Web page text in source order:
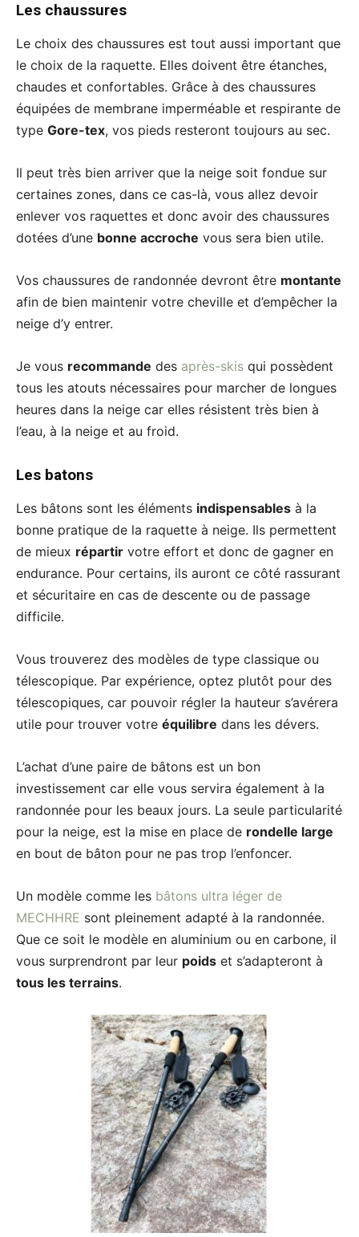
Les chaussures
Le choix des chaussures est tout aussi important que
le choix de la raquette. Elles doivent être étanches,
chaudes et confortables. Grâce à des chaussures
équipées de membrane imperméable et respirante de
type Gore-tex, vos pieds resteront toujours au sec.
Il peut très bien arriver que la neige soit fondue sur
certaines zones, dans ce cas-là, vous allez devoir
enlever vos raquettes et donc avoir des chaussures
dotées d’une bonne accroche vous sera bien utile.
Vos chaussures de randonnée devront être montante
afin de bien maintenir votre cheville et d’empêcher la
neige d’y entrer.
Je vous recommande des après-skis qui possèdent
tous les atouts nécessaires pour marcher de longues
heures dans la neige car elles résistent très bien à
l’eau, à la neige et au froid.
Les batons
Les bâtons sont les éléments indispensables à la
bonne pratique de la raquette à neige. Ils permettent
de mieux répartir votre effort et donc de gagner en
endurance. Pour certains, ils auront ce côté rassurant
et sécuritaire en cas de descente ou de passage
difficile.
Vous trouverez des modèles de type classique ou
télescopique. Par expérience, optez plutôt pour des
télescopiques, car pouvoir régler la hauteur s’avérera
utile pour trouver votre équilibre dans les dévers.
L’achat d’une paire de bâtons est un bon
investissement car elle vous servira également à la
randonnée pour les beaux jours. La seule particularité
pour la neige, est la mise en place de rondelle large
en bout de bâton pour ne pas trop l’enfoncer.
Un modèle comme les bâtons ultra léger de
MECHHRE sont pleinement adapté à la randonnée.
Que ce soit le modèle en aluminium ou en carbone, il
vous surprendront par leur poids et s’adapteront à
tous les terrains.